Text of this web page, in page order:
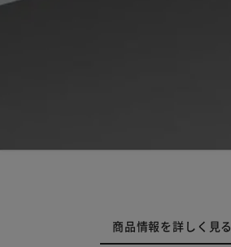
商品情報を詳しく見る